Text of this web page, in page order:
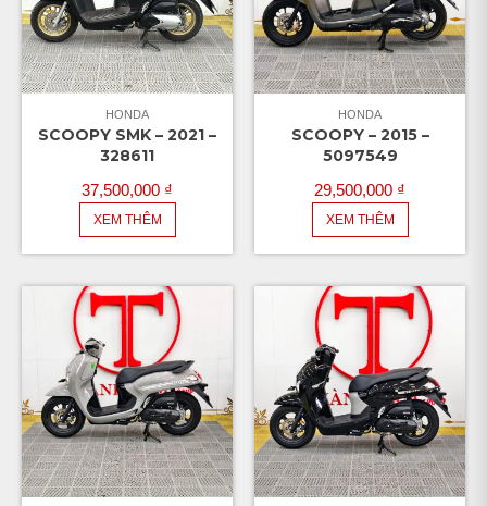
HONDA
SCOOPY SMK – 2021 –
328611
37,500,000 ₫
XEM THÊM
HONDA
SCOOPY – 2015 –
5097549
29,500,000 ₫
XEM THÊM